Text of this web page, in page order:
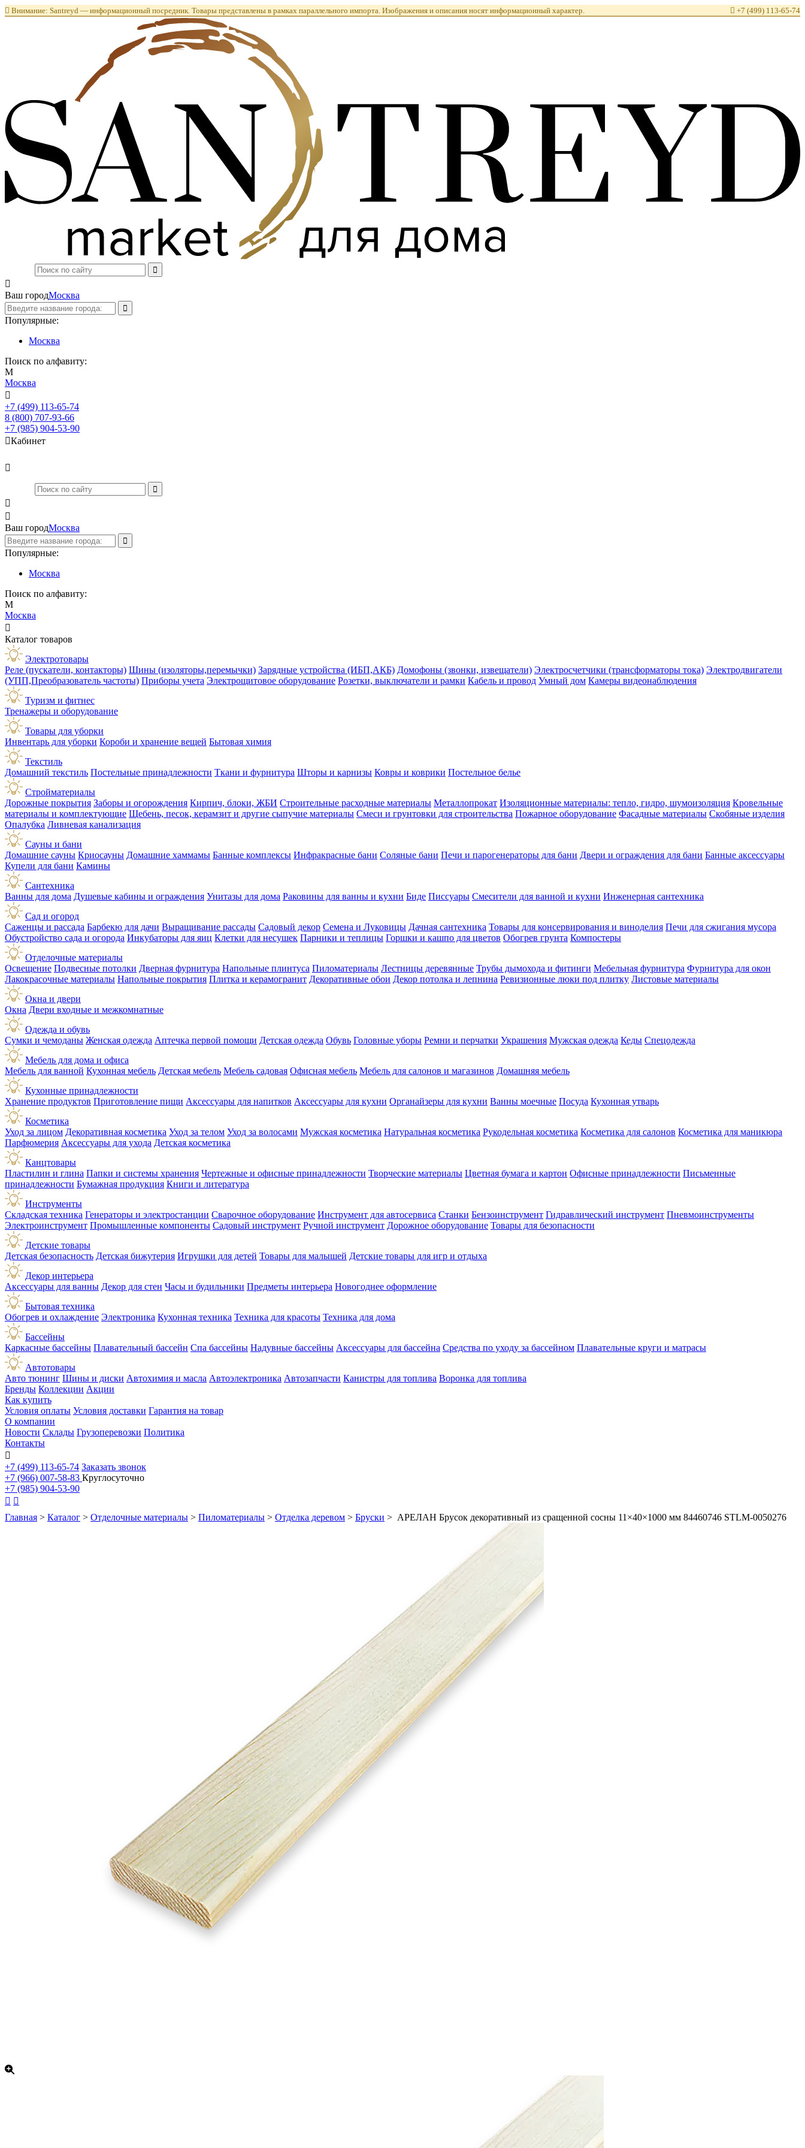
 Внимание: Santreyd — информационный посредник. Товары представлены в рамках параллельного импорта. Изображения и описания носят информационный характер.  +7 (499) 113-65-74

Ваш городМосква
Популярные:
Москва
Поиск по алфавиту:
М
Москва

+7 (499) 113-65-74
8 (800) 707-93-66
+7 (985) 904-53-90
Кабинет



Ваш городМосква
Популярные:
Москва
Поиск по алфавиту:
М
Москва

Каталог товаров
Электротовары
Реле (пускатели, контакторы) Шины (изоляторы,перемычки) Зарядные устройства (ИБП,АКБ) Домофоны (звонки, извещатели) Электросчетчики (трансформаторы тока) Электродвигатели
(УПП,Преобразователь частоты) Приборы учета Электрощитовое оборудование Розетки, выключатели и рамки Кабель и провод Умный дом Камеры видеонаблюдения
Туризм и фитнес
Тренажеры и оборудование
Товары для уборки
Инвентарь для уборки Короби и хранение вещей Бытовая химия
Текстиль
Домашний текстиль Постельные принадлежности Ткани и фурнитура Шторы и карнизы Ковры и коврики Постельное белье
Стройматериалы
Дорожные покрытия Заборы и огорождения Кирпич, блоки, ЖБИ Строительные расходные материалы Металлопрокат Изоляционные материалы: тепло, гидро, шумоизоляция Кровельные
материалы и комплектующие Щебень, песок, керамзит и другие сыпучие материалы Смеси и грунтовки для строительства Пожарное оборудование Фасадные материалы Скобяные изделия
Опалубка Ливневая канализация
Сауны и бани
Домашние сауны Криосауны Домашние хаммамы Банные комплексы Инфракрасные бани Соляные бани Печи и парогенераторы для бани Двери и ограждения для бани Банные аксессуары
Купели для бани Камины
Сантехника
Ванны для дома Душевые кабины и ограждения Унитазы для дома Раковины для ванны и кухни Биде Писсуары Смесители для ванной и кухни Инженерная сантехника
Сад и огород
Саженцы и рассада Барбекю для дачи Выращивание рассады Садовый декор Семена и Луковицы Дачная сантехника Товары для консервирования и виноделия Печи для сжигания мусора
Обустройство сада и огорода Инкубаторы для яиц Клетки для несушек Парники и теплицы Горшки и кашпо для цветов Обогрев грунта Компостеры
Отделочные материалы
Освещение Подвесные потолки Дверная фурнитура Напольные плинтуса Пиломатериалы Лестницы деревянные Трубы дымохода и фитинги Мебельная фурнитура Фурнитура для окон
Лакокрасочные материалы Напольные покрытия Плитка и керамогранит Декоративные обои Декор потолка и лепнина Ревизионные люки под плитку Листовые материалы
Окна и двери
Окна Двери входные и межкомнатные
Одежда и обувь
Сумки и чемоданы Женская одежда Аптечка первой помощи Детская одежда Обувь Головные уборы Ремни и перчатки Украшения Мужская одежда Кеды Спецодежда
Мебель для дома и офиса
Мебель для ванной Кухонная мебель Детская мебель Мебель садовая Офисная мебель Мебель для салонов и магазинов Домашняя мебель
Кухонные принадлежности
Хранение продуктов Приготовление пищи Аксессуары для напитков Аксессуары для кухни Органайзеры для кухни Ванны моечные Посуда Кухонная утварь
Косметика
Уход за лицом Декоративная косметика Уход за телом Уход за волосами Мужская косметика Натуральная косметика Рукодельная косметика Косметика для салонов Косметика для маникюра
Парфюмерия Аксессуары для ухода Детская косметика
Канцтовары
Пластилин и глина Папки и системы хранения Чертежные и офисные принадлежности Творческие материалы Цветная бумага и картон Офисные принадлежности Письменные
принадлежности Бумажная продукция Книги и литература
Инструменты
Складская техника Генераторы и электростанции Сварочное оборудование Инструмент для автосервиса Станки Бензоинструмент Гидравлический инструмент Пневмоинструменты
Электроинструмент Промышленные компоненты Садовый инструмент Ручной инструмент Дорожное оборудование Товары для безопасности
Детские товары
Детская безопасность Детская бижутерия Игрушки для детей Товары для малышей Детские товары для игр и отдыха
Декор интерьера
Аксессуары для ванны Декор для стен Часы и будильники Предметы интерьера Новогоднее оформление
Бытовая техника
Обогрев и охлаждение Электроника Кухонная техника Техника для красоты Техника для дома
Бассейны
Каркасные бассейны Плавательный бассейн Спа бассейны Надувные бассейны Аксессуары для бассейна Средства по уходу за бассейном Плавательные круги и матрасы
Автотовары
Авто тюнинг Шины и диски Автохимия и масла Автоэлектроника Автозапчасти Канистры для топлива Воронка для топлива
Бренды Коллекции Акции
Как купить
Условия оплаты Условия доставки Гарантия на товар
О компании
Новости Склады Грузоперевозки Политика
Контакты

+7 (499) 113-65-74 Заказать звонок
+7 (966) 007-58-83 Круглосуточно
+7 (985) 904-53-90
 
Главная > Каталог > Отделочные материалы > Пиломатериалы > Отделка деревом > Бруски > АРЕЛАН Брусок декоративный из сращенной сосны 11×40×1000 мм 84460746 STLM-0050276